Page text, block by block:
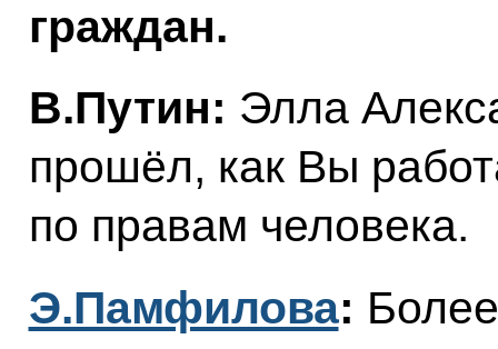
граждан.
В.Путин: Элла
прошёл, как Вы
по правам человека.
Э.Памфилова: